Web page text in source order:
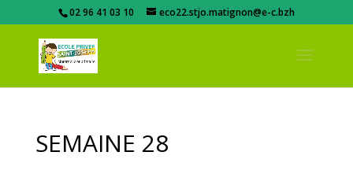
02 96 41 03 10 eco22.stjo.matignon@e-c.bzh
SEMAINE 28